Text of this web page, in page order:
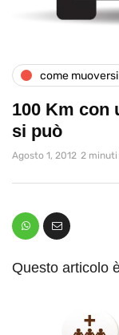
come muoversi
100 Km con
si può
Agosto 1, 2012 2
Questo articolo